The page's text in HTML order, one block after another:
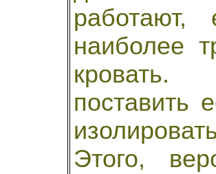
наиболее
кровать.
поставить
Этого,